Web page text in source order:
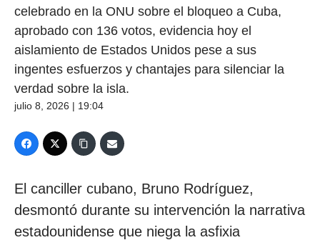
celebrado en la ONU sobre el bloqueo a Cuba,
aprobado con 136 votos, evidencia hoy el
aislamiento de Estados Unidos pese a sus
ingentes esfuerzos y chantajes para silenciar la
verdad sobre la isla.
julio 8, 2026 | 19:04
El canciller cubano, Bruno Rodríguez,
desmontó durante su intervención la narrativa
estadounidense que niega la asfixia